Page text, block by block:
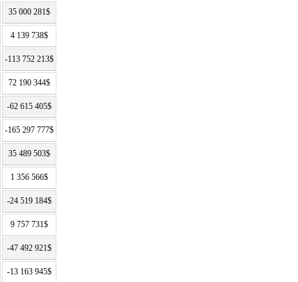
35 000 281$
4 139 738$
-113 752 213$
72 190 344$
-62 615 405$
-165 297 777$
35 489 503$
1 356 566$
-24 519 184$
9 757 731$
-47 492 921$
-13 163 945$